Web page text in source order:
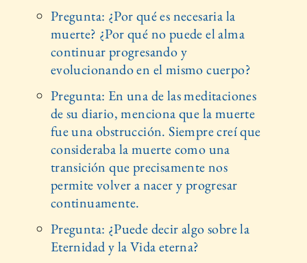
Pregunta: ¿Por qué es necesaria la
muerte? ¿Por qué no puede el alma
continuar progresando y
evolucionando en el mismo cuerpo?
Pregunta: En una de las meditaciones
de su diario, menciona que la muerte
fue una obstrucción. Siempre creí que
consideraba la muerte como una
transición que precisamente nos
permite volver a nacer y progresar
continuamente.
Pregunta: ¿Puede decir algo sobre la
Eternidad y la Vida eterna?